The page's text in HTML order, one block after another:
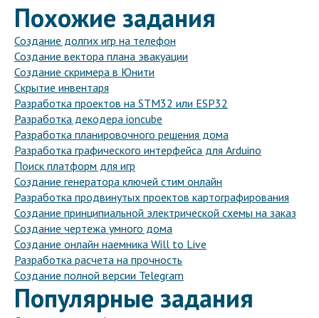
Похожие задания
Создание долгих игр на телефон
Создание вектора плана эвакуации
Создание скримера в Юнити
Скрытие инвентаря
Разработка проектов на STM32 или ESP32
Разработка декодера ioncube
Разработка планировочного решения дома
Разработка графического интерфейса для Arduino
Поиск платформ для игр
Создание генератора ключей стим онлайн
Разработка продвинутых проектов картографирования
Создание принципиальной электрической схемы на заказ
Создание чертежа умного дома
Создание онлайн наемника Will to Live
Разработка расчета на прочность
Создание полной версии Telegram
Популярные задания